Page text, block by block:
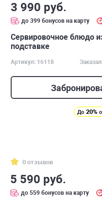
3 990 руб.
до 399 бонусов на карту
Cервировочное блюдо
подставке
Артикул: 16118
До 20%
0 отзывов
5 590 руб.
до 559 бонусов на карту